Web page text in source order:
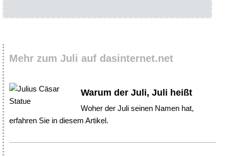
Mehr zum Juli auf dasinternet.net
Warum der Juli, Juli heißt
Woher der Juli seinen Namen hat,
erfahren Sie in diesem Artikel.